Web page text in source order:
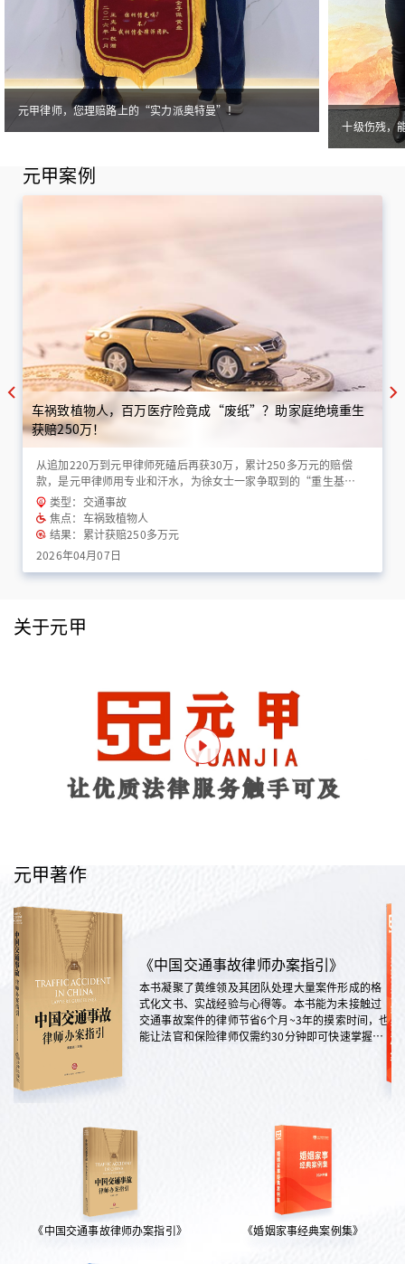
元甲律师，您理赔路上的“实力派奥特曼”！
十级伤残，
元甲案例
车祸致植物人，百万医疗险竟成“废纸”？助家庭绝境重生
获赔250万！
从追加220万到元甲律师死磕后再获30万，累计250多万元的赔偿
款，是元甲律师用专业和汗水，为徐女士一家争取到的“重生基
金”！
类型：交通事故
焦点：车祸致植物人
结果：累计获赔250多万元
2026年04月07日
关于元甲
元甲著作
《中国交通事故律师办案指引》
本书凝聚了黄维领及其团队处理大量案件形成的格
式化文书、实战经验与心得等。本书能为未接触过
交通事故案件的律师节省6个月~3年的摸索时间，也
能让法官和保险律师仅需约30分钟即可快速掌握案
《中国交通事故律师办案指引》 《婚姻家事经典案例集》